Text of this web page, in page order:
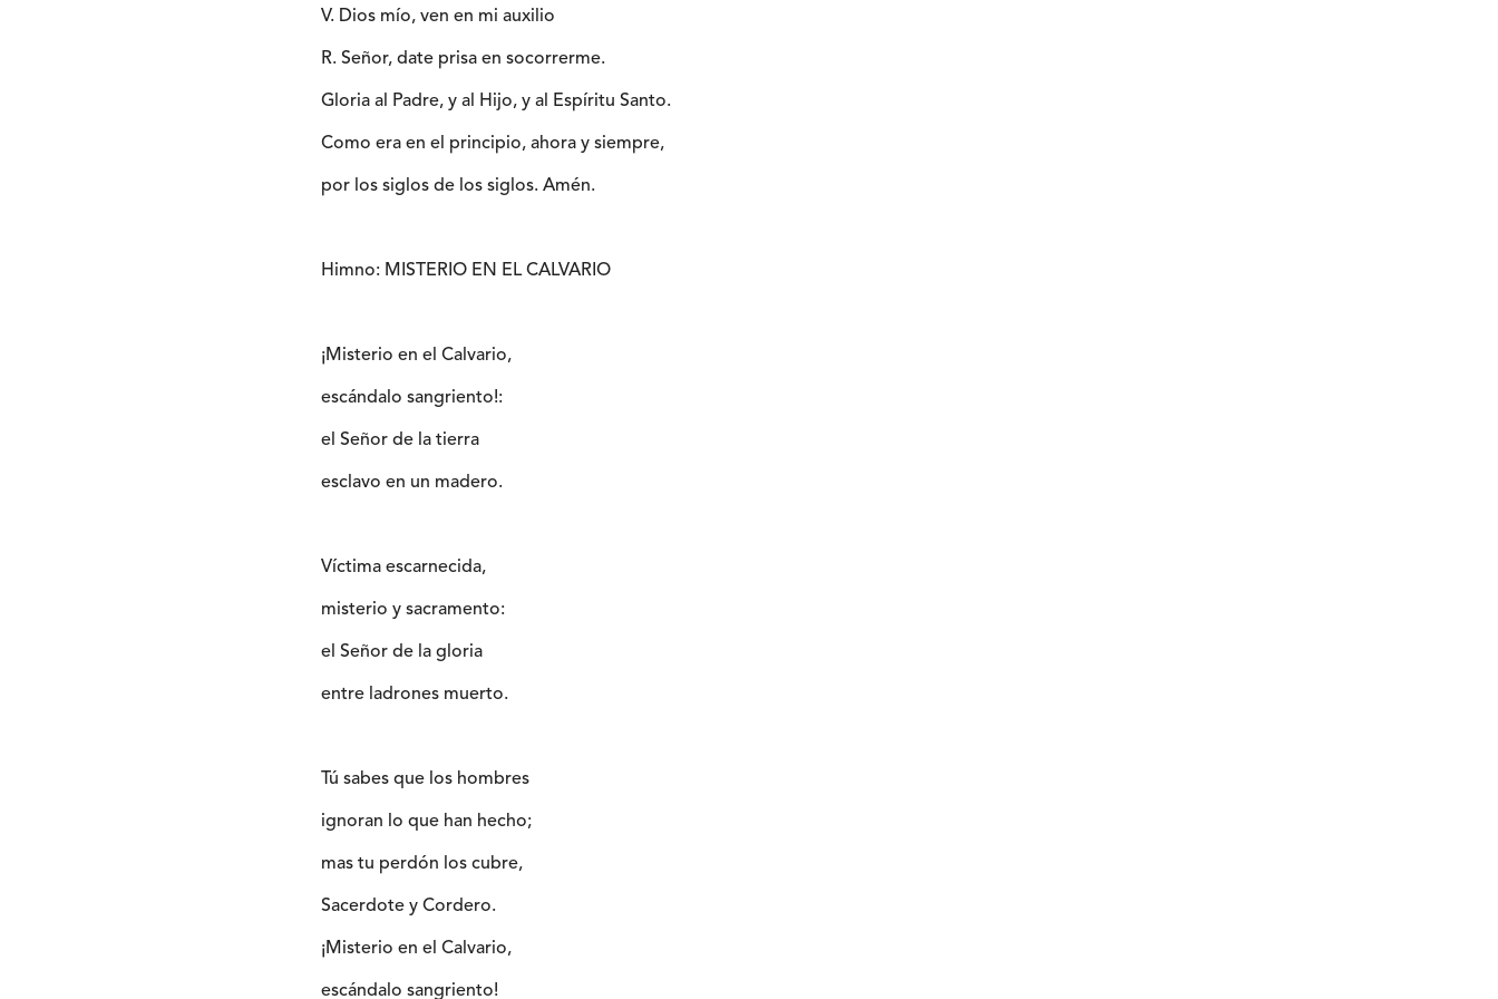
V. Dios mío, ven en mi auxilio
R. Señor, date prisa en socorrerme.
Gloria al Padre, y al Hijo, y al Espíritu Santo.
Como era en el principio, ahora y siempre,
por los siglos de los siglos. Amén.
Himno: MISTERIO EN EL CALVARIO
¡Misterio en el Calvario,
escándalo sangriento!:
el Señor de la tierra
esclavo en un madero.
Víctima escarnecida,
misterio y sacramento:
el Señor de la gloria
entre ladrones muerto.
Tú sabes que los hombres
ignoran lo que han hecho;
mas tu perdón los cubre,
Sacerdote y Cordero.
¡Misterio en el Calvario,
escándalo sangriento!